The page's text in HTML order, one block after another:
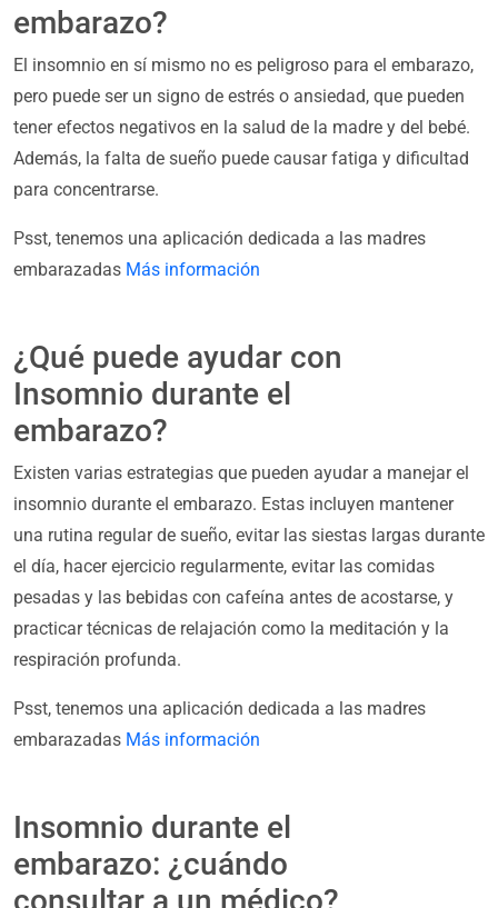
embarazo?
El insomnio en sí mismo no es peligroso para el embarazo,
pero puede ser un signo de estrés o ansiedad, que pueden
tener efectos negativos en la salud de la madre y del bebé.
Además, la falta de sueño puede causar fatiga y dificultad
para concentrarse.
Psst, tenemos una aplicación dedicada a las madres
embarazadas Más información
¿Qué puede ayudar con
Insomnio durante el
embarazo?
Existen varias estrategias que pueden ayudar a manejar el
insomnio durante el embarazo. Estas incluyen mantener
una rutina regular de sueño, evitar las siestas largas durante
el día, hacer ejercicio regularmente, evitar las comidas
pesadas y las bebidas con cafeína antes de acostarse, y
practicar técnicas de relajación como la meditación y la
respiración profunda.
Psst, tenemos una aplicación dedicada a las madres
embarazadas Más información
Insomnio durante el
embarazo: ¿cuándo